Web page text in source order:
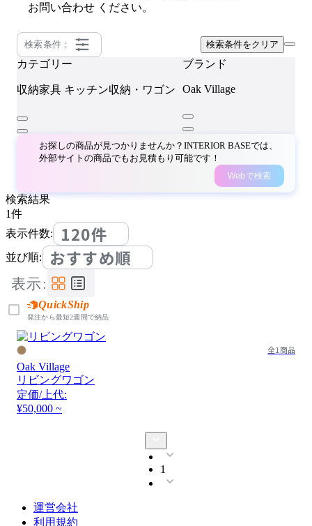
お問い合わせ ください。
検索条件： 検索条件をクリア
カテゴリー
収納家具 キッチン収納・ワゴン
ブランド
Oak Village
お探しの商品が見つかりませんか？INTERIOR BASEでは、
外部サイトの商品でもお見積もり可能です！
Webで検索
検索結果
1件
表示件数:
120件
並び順: おすすめ順
表示:
QuickShip
発注から最短2週間で納品
全1商品
Oak Village
リビングワゴン
定価/上代:
¥50,000 ~
1
運営会社
利用規約